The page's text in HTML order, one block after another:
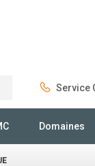
Service
Domaines